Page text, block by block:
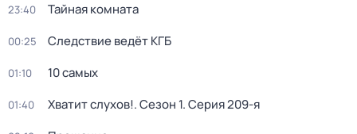
23:40 Тайная комната
00:25 Следствие ведёт КГБ
01:10 10 самых
01:40 Хватит слухов!. Сезон 1. Серия 209-я